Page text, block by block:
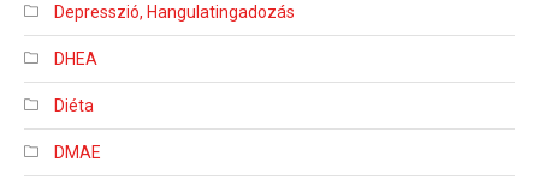
Depresszió, Hangulatingadozás
DHEA
Diéta
DMAE